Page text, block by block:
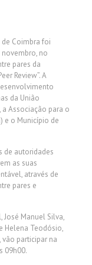
de Coimbra foi
no
pares da
Review”. A
da União
a Associação para o
e o Município de
de autoridades
as suas
através de
pares e
José Manuel Silva,
Helena Teodósio,
vão participar na
09h00.